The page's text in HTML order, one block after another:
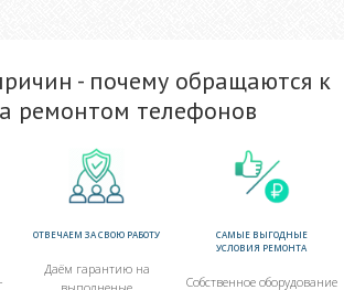
- почему обращаются к
ремонтом телефонов
ОТВЕЧАЕМ ЗА СВОЮ РАБОТУ
Даём гарантию на
САМЫЕ ВЫГОДНЫЕ
УСЛОВИЯ РЕМОНТА
Собственное оборудование